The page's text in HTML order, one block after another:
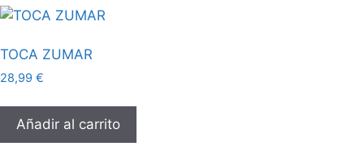
TOCA ZUMAR
28,99 €
Añadir al carrito